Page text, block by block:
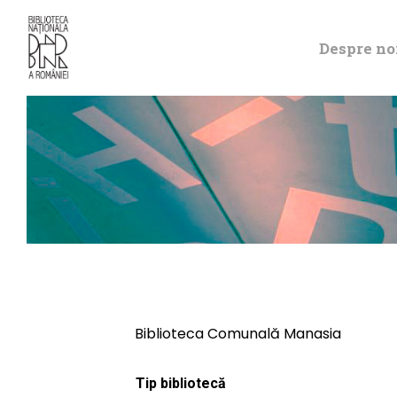
Despre
Biblioteca Comunală Manasia
Tip bibliotecă